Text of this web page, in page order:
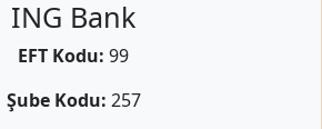
ING Bank
EFT Kodu: 99
Şube Kodu: 257